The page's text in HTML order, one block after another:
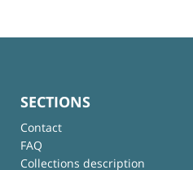
SECTIONS
Contact
FAQ
Collections description